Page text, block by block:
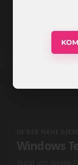
Windows